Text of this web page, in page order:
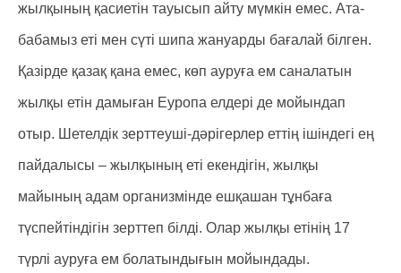
жылқының қасиетін тауысып айту мүмкін емес. Ата-
бабамыз еті мен сүті шипа жануарды бағалай білген.
Қазірде қазақ қана емес, көп ауруға ем саналатын
жылқы етін дамыған Еуропа елдері де мойындап
отыр. Шетелдік зерттеуші-дәрігерлер еттің ішіндегі ең
пайдалысы – жылқының еті екендігін, жылқы
майының адам организмінде ешқашан тұнбаға
түспейтіндігін зерттеп білді. Олар жылқы етінің 17
түрлі ауруға ем болатындығын мойындады.